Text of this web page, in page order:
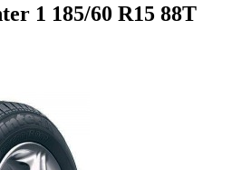
1 185/60 R15 88T